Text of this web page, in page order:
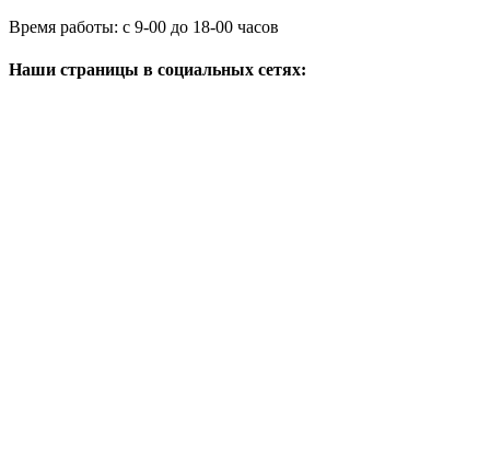
Время работы: с 9-00 до 18-00 часов
Наши страницы в социальных сетях: